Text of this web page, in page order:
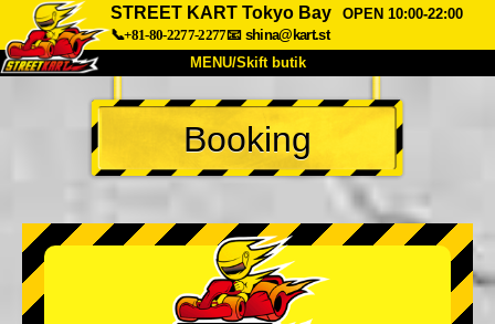
STREET KART Tokyo Bay
OPEN 10:00-22:00
📞+81-80-2277-2277📧 shina@kart.st
MENU/Skift butik
TOP
Om Specifikationer Pris
Virksomhed Booking
Skift butik
Tokyo Shinagawa Tokyo Akihabara#1
Booking